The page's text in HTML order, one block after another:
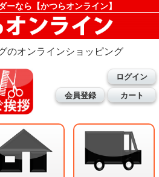
ーなら【かつらオンライン】
のオンラインショッピング
ログイン
会員登録
カート